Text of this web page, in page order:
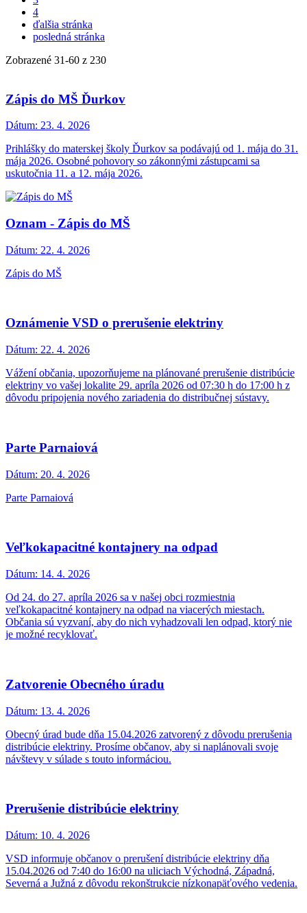
4
ďalšia stránka
posledná stránka
Zobrazené 31-60 z 230
Zápis do MŠ Ďurkov
Dátum: 23. 4. 2026
Prihlášky do materskej školy Ďurkov sa podávajú od 1. mája do 31.
mája 2026. Osobné pohovory so zákonnými zástupcami sa
uskutočnia 11. a 12. mája 2026.
Oznam - Zápis do MŠ
Dátum: 22. 4. 2026
Zápis do MŠ
Oznámenie VSD o prerušenie elektriny
Dátum: 22. 4. 2026
Vážení občania, upozorňujeme na plánované prerušenie distribúcie
elektriny vo vašej lokalite 29. apríla 2026 od 07:30 h do 17:00 h z
dôvodu pripojenia nového zariadenia do distribučnej sústavy.
Parte Parnaiová
Dátum: 20. 4. 2026
Parte Parnaiová
Veľkokapacitné kontajnery na odpad
Dátum: 14. 4. 2026
Od 24. do 27. apríla 2026 sa v našej obci rozmiestnia
veľkokapacitné kontajnery na odpad na viacerých miestach.
Občania sú vyzvaní, aby do nich vyhadzovali len odpad, ktorý nie
je možné recyklovať.
Zatvorenie Obecného úradu
Dátum: 13. 4. 2026
Obecný úrad bude dňa 15.04.2026 zatvorený z dôvodu prerušenia
distribúcie elektriny. Prosíme občanov, aby si naplánovali svoje
návštevy v súlade s touto informáciou.
Prerušenie distribúcie elektriny
Dátum: 10. 4. 2026
VSD informuje občanov o prerušení distribúcie elektriny dňa
15.04.2026 od 7:40 do 16:00 na uliciach Východná, Západná,
Severná a Južná z dôvodu rekonštrukcie nízkonapäťového vedenia.